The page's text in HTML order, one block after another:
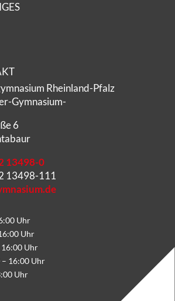
Rheinland-Pfalz
Gymnasium-
6
13498-0
13498-111
Uhr
Uhr
Uhr
16:00 Uhr
Uhr